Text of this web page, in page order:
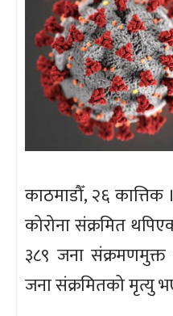
काठमाडौँ, २६
कोरोना संक्रमित
३८९ जना
जना संक्रमितको मृत्यु